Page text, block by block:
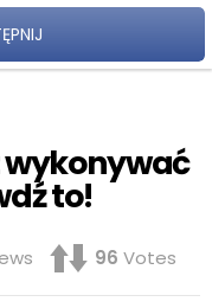
wykonywać
to!
96 Votes